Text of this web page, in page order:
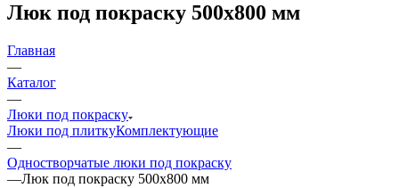
Люк под покраску 500х800 мм
Главная
—
Каталог
—
Люки под покраску
Люки под плиткуКомплектующие
—
Одностворчатые люки под покраску
—Люк под покраску 500х800 мм